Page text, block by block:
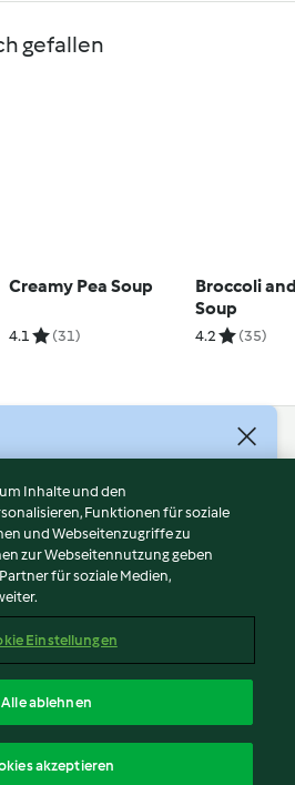
gefallen
Creamy Pea Soup
4.1 (31)
Broccoli
Soup
4.2 (35)
Inhalte und den
Funktionen für soziale
und Webseitenzugriffe zu
zur Webseitennutzung geben
für soziale Medien,
Einstellungen
Alle ablehnen
akzeptieren